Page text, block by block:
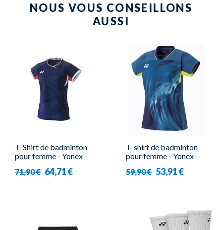
NOUS VOUS CONSEILLONS
AUSSI
T-Shirt de badminton
pour femme - Yonex -
71,90 € 64,71 €
T-shirt de badminton
pour femme - Yonex -
59,90 € 53,91 €